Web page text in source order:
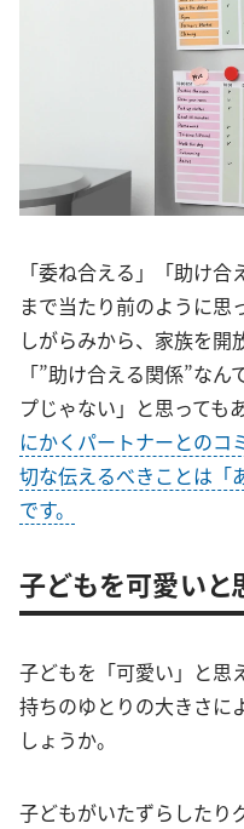
「委ね合える」「助け
まで当たり前のように思
しがらみから、家族を開
「”助け合える関係”な
プじゃない」と思っても
にかくパートナーとのコ
切な伝えるべきことは「
です。
子どもを可愛いと
子どもを「可愛い」と思
持ちのゆとりの大きさに
しょうか。
子どもがいたずらしたり